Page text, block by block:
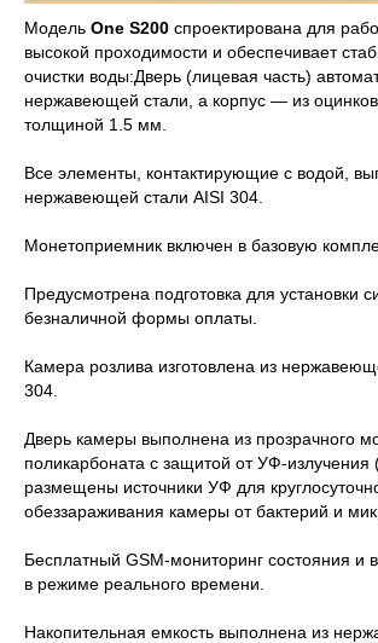
Модель One S200 спроектирована для
высокой проходимости и обеспечивает
очистки воды:Дверь (лицевая часть)
нержавеющей стали, а корпус — из
толщиной 1.5 мм.
Все элементы, контактирующие с водой,
нержавеющей стали AISI 304.
Монетоприемник включен в базовую
Предусмотрена подготовка для установки
безналичной формы оплаты.
Камера розлива изготовлена из
304.
Дверь камеры выполнена из прозрачного
поликарбоната с защитой от УФ-излучения
размещены источники УФ для
обеззараживания камеры от бактерий и
Бесплатный GSM-мониторинг состояния и
в режиме реального времени.
Накопительная емкость выполнена из